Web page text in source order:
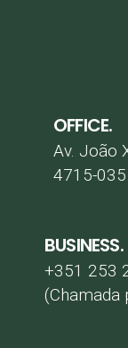
OFFICE.
Av. João
4715-035
BUSINESS.
+351 253
(Chamada